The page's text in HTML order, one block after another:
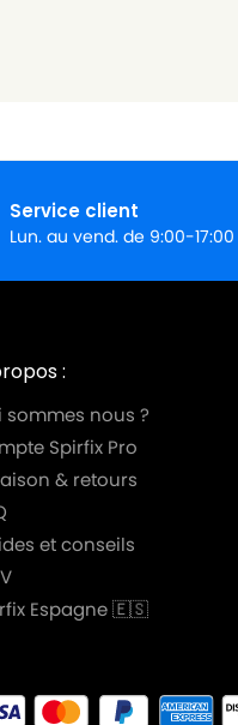
Service client
Lun. au vend. de 9:00-17:00
:
sommes nous ?
Spirfix Pro
& retours
et conseils
Espagne 🇪🇸